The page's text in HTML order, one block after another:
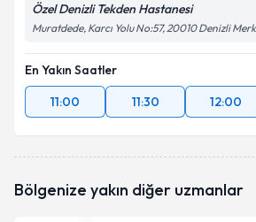
Özel Denizli Tekden Hastanesi
Muratdede, Karcı Yolu No:57, 20010 Denizli
En Yakın Saatler
11:00
11:30 12:00
Bölgenize yakın diğer uzmanlar